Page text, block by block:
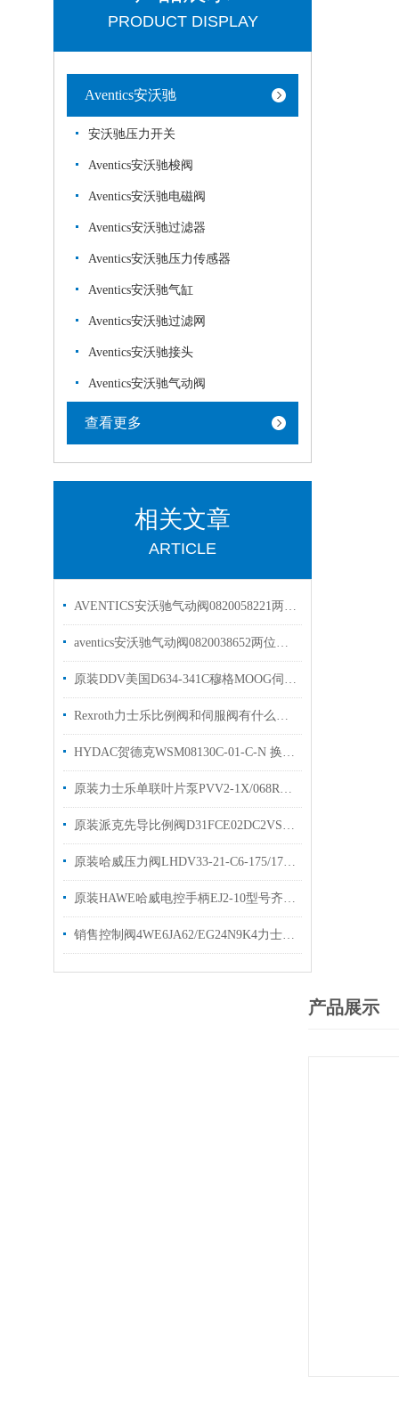
PRODUCT DISPLAY
Aventics安沃驰
安沃驰压力开关
Aventics安沃驰梭阀
Aventics安沃驰电磁阀
Aventics安沃驰过滤器
Aventics安沃驰压力传感器
Aventics安沃驰气缸
Aventics安沃驰过滤网
Aventics安沃驰接头
Aventics安沃驰气动阀
查看更多
相关文章
ARTICLE
AVENTICS安沃驰气动阀0820058221两位五通现货出售
aventics安沃驰气动阀0820038652两位五通换向阀
原装DDV美国D634-341C穆格MOOG伺服阀
Rexroth力士乐比例阀和伺服阀有什么区别？看完这篇文章你就明白了
HYDAC贺德克WSM08130C-01-C-N 换向阀库存出售
原装力士乐单联叶片泵PVV2-1X/068RA15技术样本
原装派克先导比例阀D31FCE02DC2VS7 PARKER派克现货
原装哈威压力阀LHDV33-21-C6-175/175hawe平衡阀
原装HAWE哈威电控手柄EJ2-10型号齐全P5140200076
销售控制阀4WE6JA62/EG24N9K4力士乐rexroth换向阀
产品展示